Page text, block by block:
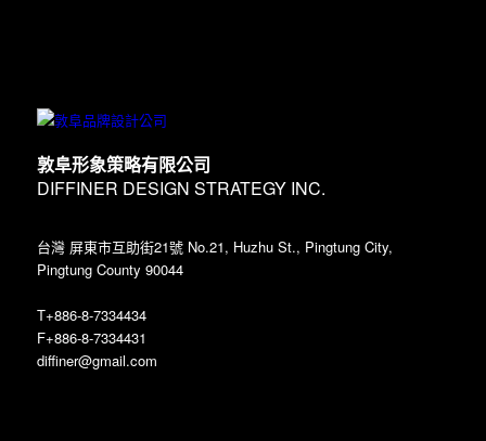
敦阜形象策略有限公司
DIFFINER DESIGN STRATEGY INC.
台灣 屏東市互助街21號 No.21, Huzhu St., Pingtung City,
Pingtung County 90044
T+886-8-7334434
F+886-8-7334431
diffiner@gmail.com